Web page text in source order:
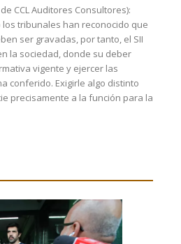
CCL Auditores Consultores):
tribunales han reconocido que
ser gravadas, por tanto, el SII
la sociedad, donde su deber
vigente y ejercer las
conferido. Exigirle algo distinto
precisamente a la función para la